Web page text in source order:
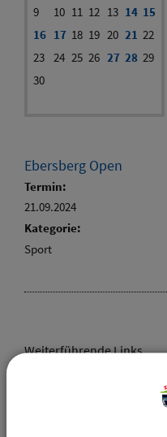
9
10 11 12 13 14 15
16 17 18 19 20 21 22
23 24 25 26 27 28 29
30
Ebersberg Open
Termin:
21.09.2024
Kategorie:
Sport
Weiterführende Links
Vereinsangebote
Diese Vereine bieten